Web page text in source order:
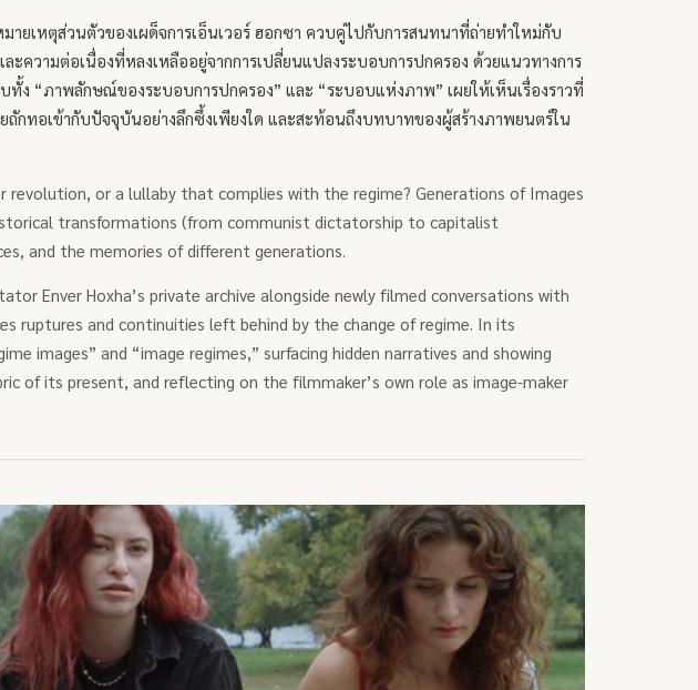
ยเหตุส่วนตัวของเผด็จการเอ็นเวอร์ ฮอกซา ควบคู่ไปกับการสนทนาที่ถ่ายทำใหม่กับ
ความต่อเนื่องที่หลงเหลืออยู่จากการเปลี่ยนแปลงระบอบการปกครอง ด้วยแนวทางการ
ทั้ง “ภาพลักษณ์ของระบอบการปกครอง” และ “ระบอบแห่งภาพ” เผยให้เห็นเรื่องราวที่
กทอเข้ากับปัจจุบันอย่างลึกซึ้งเพียงใด และสะท้อนถึงบทบาทของผู้สร้างภาพยนตร์ใน
revolution, or a lullaby that complies with the regime? Generations of Images
transformations (from communist dictatorship to capitalist
and the memories of different generations.
Enver Hoxha’s private archive alongside newly filmed conversations with
ruptures and continuities left behind by the change of regime. In its
images” and “image regimes,” surfacing hidden narratives and showing
of its present, and reflecting on the filmmaker’s own role as image-maker